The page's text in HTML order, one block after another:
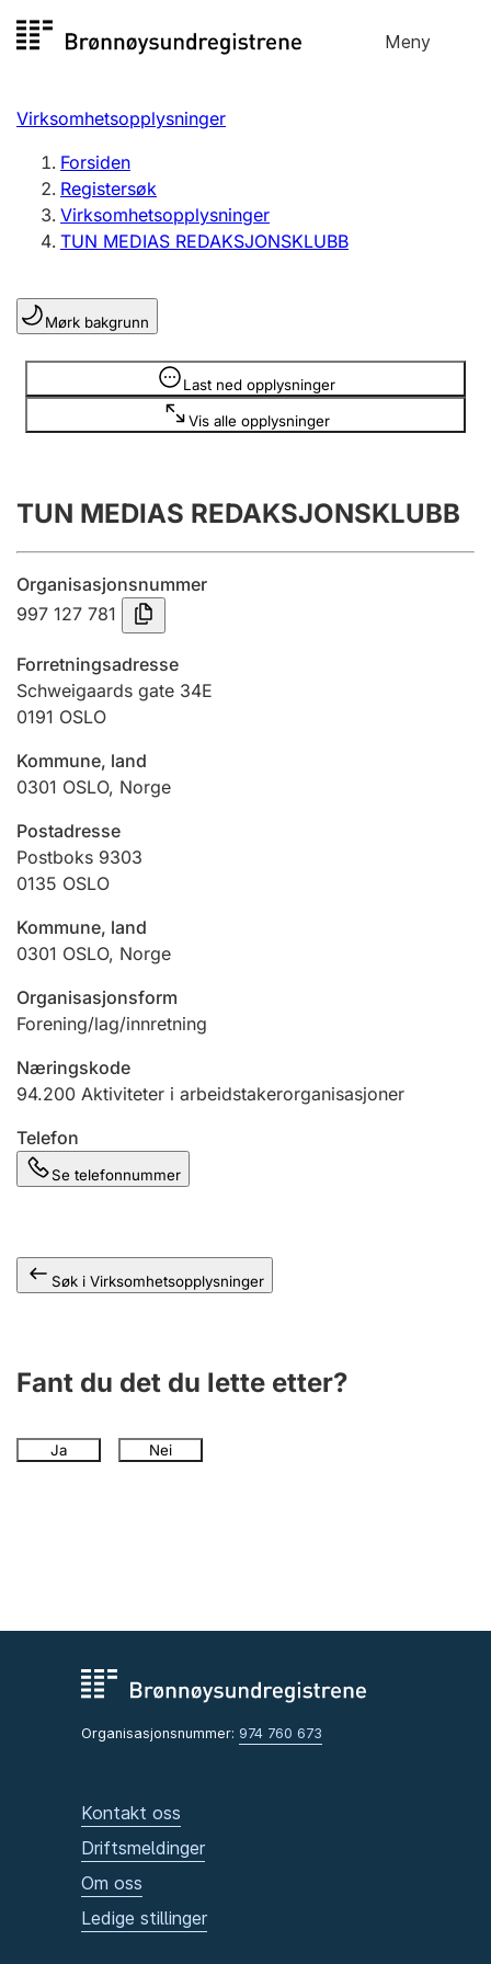
til
Meny
Registersøk
Aksjeselskap
Enkeltpersonforetak
Registrere, endre, slette
Lag og forening
Registrere, endre, slette
Årsregnskap
Innsending og forsinkelsesgebyr
Tinglysing
Jeger
Ektepaktveileder
Andre tema
Virksomhetsopplysninger
Forsiden
Registersøk
Virksomhetsopplysninger
TUN MEDIAS REDAKSJONSKLUBB
Mørk bakgrunn
Last ned opplysninger
Vis alle opplysninger
Opplysninger er skjult
TUN MEDIAS REDAKSJONSKLUBB
Organisasjonsnummer
997 127 781
Forretningsadresse
Schweigaards gate 34E
0191 OSLO
Kommune, land
0301 OSLO, Norge
Postadresse
Postboks 9303
0135 OSLO
Kommune, land
0301 OSLO, Norge
Organisasjonsform
Forening/lag/innretning
Næringskode
94.200 Aktiviteter i arbeidstakerorganisasjoner
Telefon
Se telefonnummer
Søk i Virksomhetsopplysninger
Fant du det du lette etter?
Ja Nei
Organisasjonsnummer: 974 760 673
Kontakt oss
Driftsmeldinger
Om oss
Ledige stillinger